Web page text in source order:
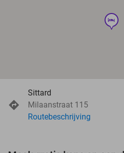
hotel
Sittard
Milaanstraat 115
Routebeschrijving